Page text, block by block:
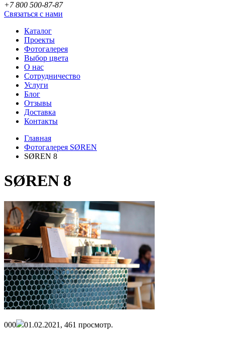
+7 800 500-87-87
Связаться с нами
Каталог
Проекты
Фотогалерея
Выбор цвета
О нас
Сотрудничество
Услуги
Блог
Отзывы
Доставка
Контакты
Главная
Фотогалерея SØREN
SØREN 8
SØREN 8
000 01.02.2021, 461 просмотр.